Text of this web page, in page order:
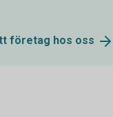
företag hos oss